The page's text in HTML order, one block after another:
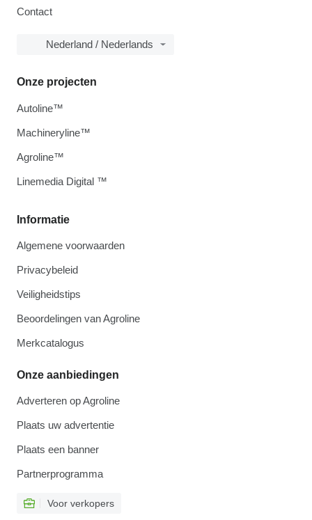
Contact
Nederland / Nederlands
Informatie
Algemene voorwaarden
Privacybeleid
Veiligheidstips
Beoordelingen van Agroline
Merkcatalogus
Onze aanbiedingen
Adverteren op Agroline
Plaats uw advertentie
Plaats een banner
Partnerprogramma
Voor verkopers
Onze projecten
Autoline™
Machineryline™
Agroline™
Linemedia Digital ™